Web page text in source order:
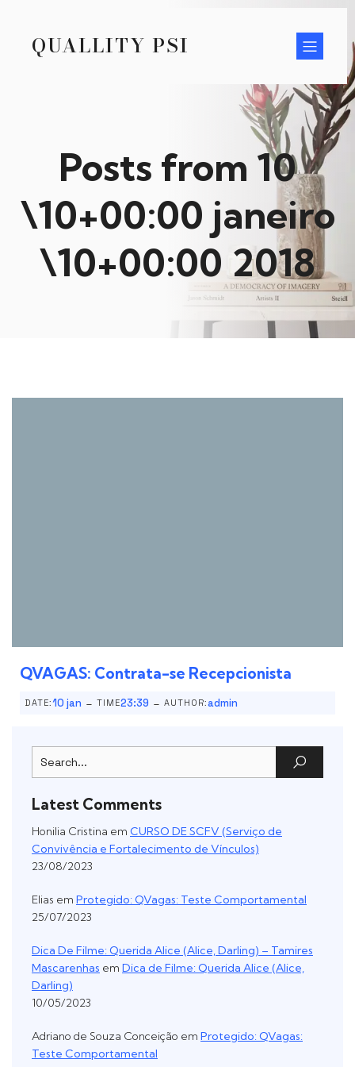
QUALLITY PSI
Posts from 10
\10+00:00 janeiro
\10+00:00 2018
QVAGAS: Contrata-se Recepcionista
DATE:10 jan - TIME23:39 - AUTHOR:admin
Latest Comments
Honilia Cristina em CURSO DE SCFV (Serviço de
Convivência e Fortalecimento de Vínculos)
23/08/2023
Elias em Protegido: QVagas: Teste Comportamental
25/07/2023
Dica De Filme: Querida Alice (Alice, Darling) – Tamires
Mascarenhas em Dica de Filme: Querida Alice (Alice,
Darling)
10/05/2023
Adriano de Souza Conceição em Protegido: QVagas:
Teste Comportamental